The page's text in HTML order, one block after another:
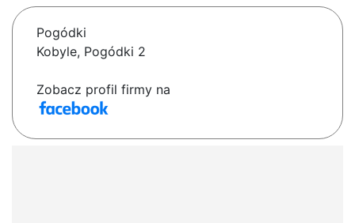
Pogódki
Kobyle, Pogódki 2
Zobacz profil firmy na